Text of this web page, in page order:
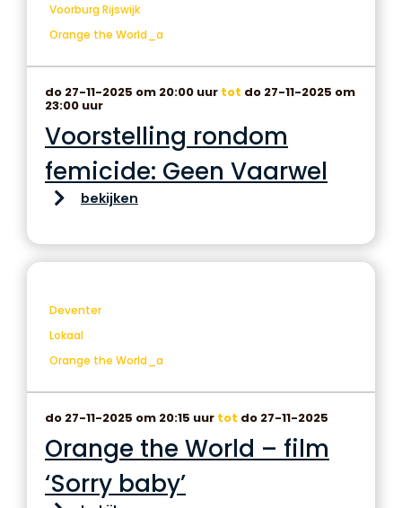
Voorburg Rijswijk
Orange the World_a
do 27-11-2025 om 20:00 uur tot do 27-11-2025 om
23:00 uur
Voorstelling rondom
femicide: Geen Vaarwel
bekijken
Deventer
Lokaal
Orange the World_a
do 27-11-2025 om 20:15 uur tot do 27-11-2025
Orange the World – film
‘Sorry baby’